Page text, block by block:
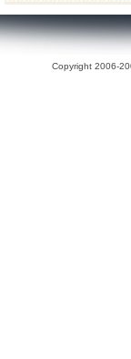
Copyright 2006-